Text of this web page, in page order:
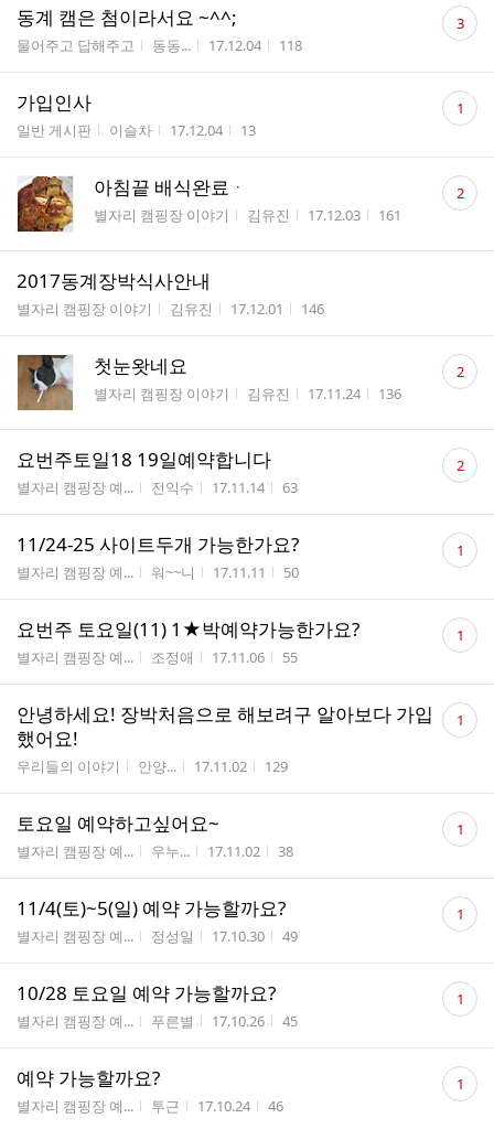
동계 캠은 첨이라서요 ~^^;
게시판명
물어주고 답해주고 작성자
동동... 작성시간
17.12.04 조회수
118
댓
글 3
가입인사
게시판명
일반 게시판 작성자
이슬차 작성시간
17.12.04 조회수
13
댓
글 1
아침끝 배식완료ᆞ
게시판명
별자리 캠핑장 이야기 작성자
김유진 작성시간
17.12.03 조회수
161
댓
글 2
2017동계장박식사안내
게시판명
별자리 캠핑장 이야기 작성자
김유진 작성시간
17.12.01 조회수
146
첫눈왓네요
게시판명
별자리 캠핑장 이야기 작성자
김유진 작성시간
17.11.24 조회수
136
댓
글 2
요번주토일18 19일예약합니다
게시판명
별자리 캠핑장 예... 작성자
전익수 작성시간
17.11.14 조회수
63
댓
글 2
11/24-25 사이트두개 가능한가요?
게시판명
별자리 캠핑장 예... 작성자
워~~니 작성시간
17.11.11 조회수
50
댓
글 1
요번주 토요일(11) 1★박예약가능한가요?
게시판명
별자리 캠핑장 예... 작성자
조정애 작성시간
17.11.06 조회수
55
댓
글 1
안녕하세요! 장박처음으로 해보려구 알아보다 가입
했어요!
게시판명
우리들의 이야기 작성자
안양... 작성시간
17.11.02 조회수
129
댓
글 1
토요일 예약하고싶어요~
게시판명
별자리 캠핑장 예... 작성자
우누... 작성시간
17.11.02 조회수
38
댓
글 1
11/4(토)~5(일) 예약 가능할까요?
게시판명
별자리 캠핑장 예... 작성자
정성일 작성시간
17.10.30 조회수
49
댓
글 1
10/28 토요일 예약 가능할까요?
게시판명
별자리 캠핑장 예... 작성자
푸른별 작성시간
17.10.26 조회수
45
댓
글 1
예약 가능할까요?
게시판명
별자리 캠핑장 예... 작성자
투근 작성시간
17.10.24 조회수
46
댓
글 1